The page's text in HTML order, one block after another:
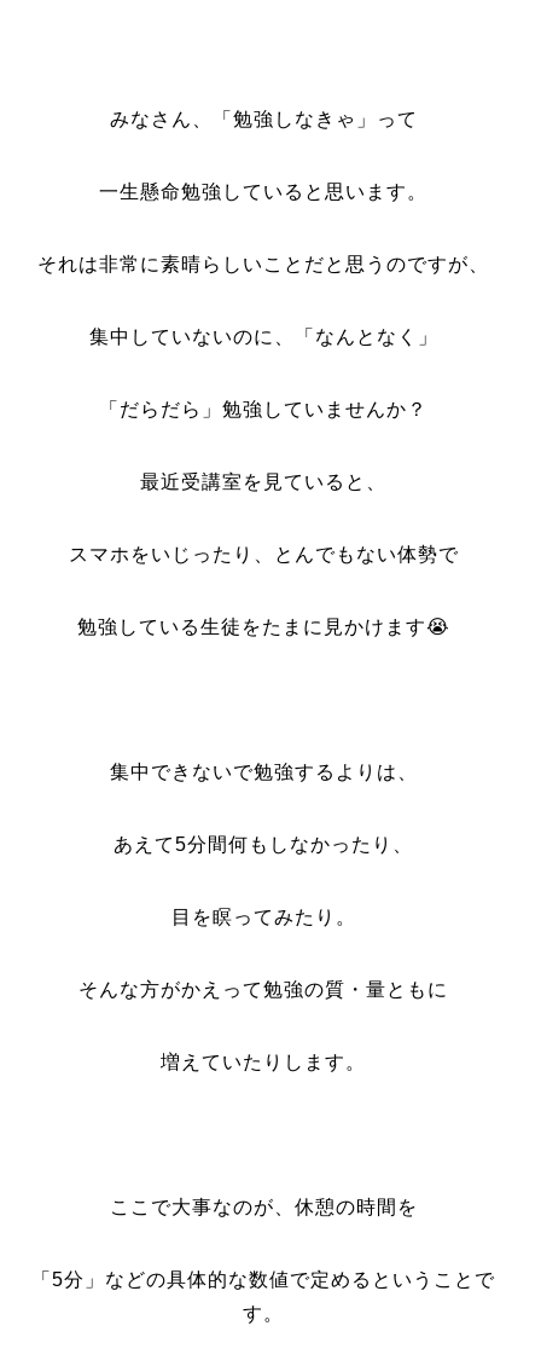
みなさん、「勉強しなきゃ」って
一生懸命勉強していると思います。
それは非常に素晴らしいことだと思うのですが、
集中していないのに、「なんとなく」
「だらだら」勉強していませんか？
最近受講室を見ていると、
スマホをいじったり、とんでもない体勢で
勉強している生徒をたまに見かけます😭
集中できないで勉強するよりは、
あえて5分間何もしなかったり、
目を瞑ってみたり。
そんな方がかえって勉強の質・量ともに
増えていたりします。
ここで大事なのが、休憩の時間を
「5分」などの具体的な数値で定めるということで
す。